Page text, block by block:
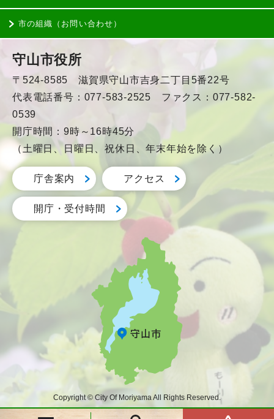
市の組織（お問い合わせ）
守山市役所
〒524-8585 滋賀県守山市吉身二丁目5番22号
代表電話番号：077-583-2525 ファクス：077-582-
0539
開庁時間：9時～16時45分
（土曜日、日曜日、祝休日、年末年始を除く）
庁舎案内 アクセス
開庁・受付時間
Copyright © City Of Moriyama All Rights Reserved.